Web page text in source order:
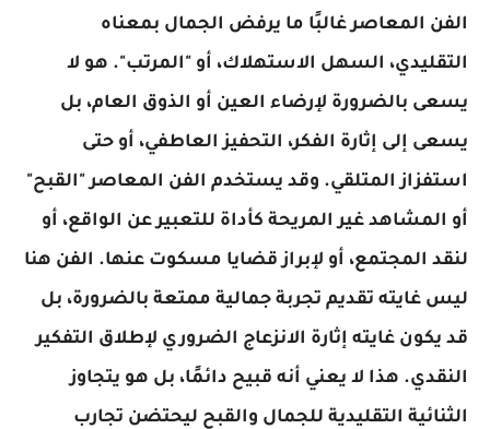
الفن المعاصر غالبًا ما يرفض الجمال بمعناه
التقليدي، السهل الاستهلاك، أو "المرتب". هو لا
يسعى بالضرورة لإرضاء العين أو الذوق العام، بل
يسعى إلى إثارة الفكر، التحفيز العاطفي، أو حتى
استفزاز المتلقي. وقد يستخدم الفن المعاصر "القبح"
أو المشاهد غير المريحة كأداة للتعبير عن الواقع، أو
لنقد المجتمع، أو لإبراز قضايا مسكوت عنها. الفن هنا
ليس غايته تقديم تجربة جمالية ممتعة بالضرورة، بل
قد يكون غايته إثارة الانزعاج الضروري لإطلاق التفكير
النقدي. هذا لا يعني أنه قبيح دائمًا، بل هو يتجاوز
الثنائية التقليدية للجمال والقبح ليحتضن تجارب